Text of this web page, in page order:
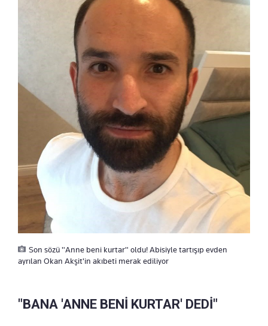
Son sözü "Anne beni kurtar" oldu! Abisiyle tartışıp evden
ayrılan Okan Akşit'in akıbeti merak ediliyor
"BANA 'ANNE BENİ KURTAR' DEDİ"